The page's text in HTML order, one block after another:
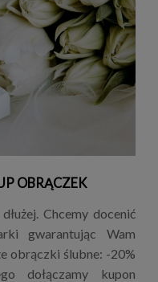
OBRĄCZEK
Chcemy docenić
gwarantując Wam
obrączki ślubne: -20%
dołączamy kupon